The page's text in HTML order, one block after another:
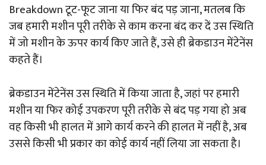
Breakdown टूट-फूट जाना या फिर बंद पड़ जाना, मतलब कि
जब हमारी मशीन पूरी तरीके से काम करना बंद कर दें उस स्थिति
में जो मशीन के ऊपर कार्य किए जाते हैं, उसे ही ब्रेकडाउन मेंटेनेंस
कहते हैं।
ब्रेकडाउन मेंटेनेंस उस स्थिति में किया जाता है, जहां पर हमारी
मशीन या फिर कोई उपकरण पूरी तरीके से बंद पड़ गया हो अब
वह किसी भी हालत में आगे कार्य करने की हालत में नहीं है, अब
उससे किसी भी प्रकार का कोई कार्य नहीं लिया जा सकता है।